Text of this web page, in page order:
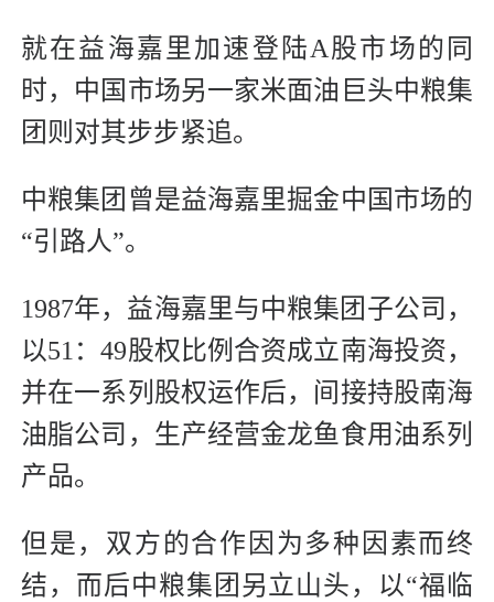
就在益海嘉里加速登陆A股市场的同
时，中国市场另一家米面油巨头中粮集
团则对其步步紧追。
中粮集团曾是益海嘉里掘金中国市场的
“引路人”。
1987年，益海嘉里与中粮集团子公司，
以51：49股权比例合资成立南海投资，
并在一系列股权运作后，间接持股南海
油脂公司，生产经营金龙鱼食用油系列
产品。
但是，双方的合作因为多种因素而终
结，而后中粮集团另立山头，以“福临